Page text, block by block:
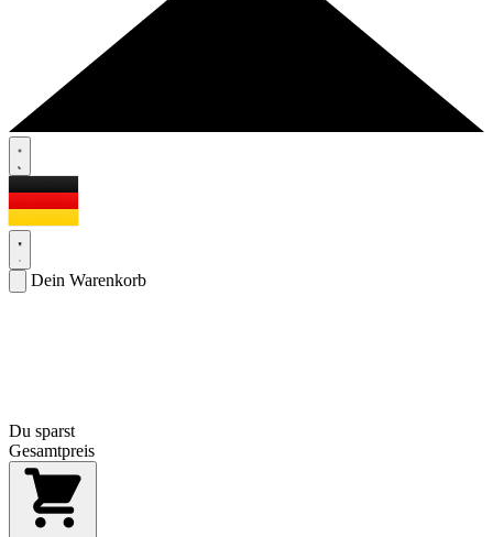
Dein Warenkorb
Du sparst
Gesamtpreis